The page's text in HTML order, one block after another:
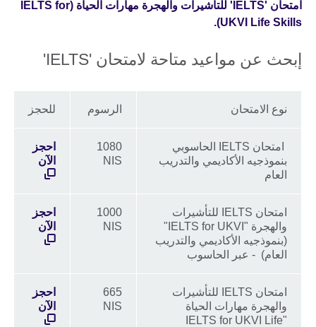
امتحان 'IELTS' للتأشيرات والهجرة مهارات الحياة (IELTS for
UKVI Life Skills).
إبحث عن مواعيد متاحة لامتحان 'IELTS'
نوع الامتحان الرسوم للحجز
امتحان IELTS الحاسوبي
بنموذجيه الأكاديمي والتدريب
العام
1080
NIS
احجز
الآن
امتحان IELTS للتأشيرات
والهجرة "IELTS for UKVI"
(بنموذجيه الأكاديمي والتدريب
العام) - عبر الحاسوب
1000
NIS
احجز
الآن
امتحان IELTS للتأشيرات
والهجرة مهارات الحياة
"IELTS for UKVI Life
665
NIS
احجز
الآن